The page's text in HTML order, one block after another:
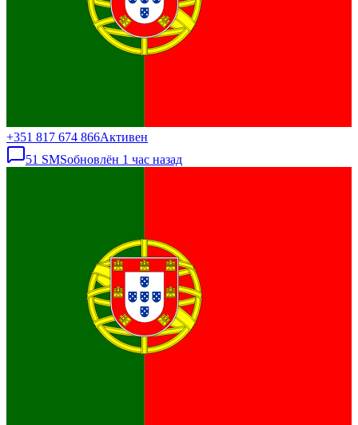
+351 817 674 866Активен
51 SMSобновлён 1 час назад